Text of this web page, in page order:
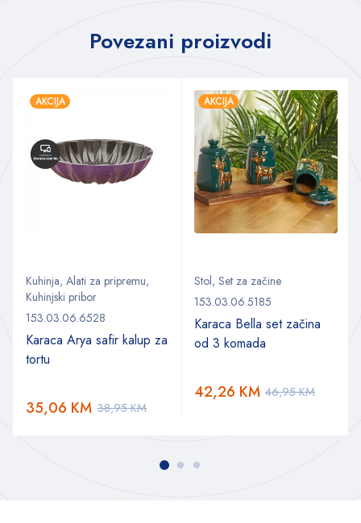
Povezani proizvodi
AKCIJA
Kuhinja, Alati za pripremu,
Kuhinjski pribor
153.03.06.6528
Karaca Arya safir kalup za
tortu
38,95KM
35,06 KM
AKCIJA
Stol, Set za začine
153.03.06.5185
Karaca Bella set začina
od 3 komada
46,95KM
42,26 KM